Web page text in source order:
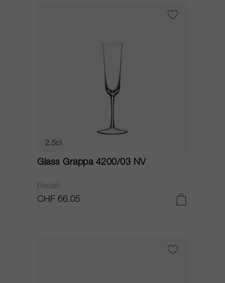
2.5cl
Glass Grappa 4200/03 NV
Riedel
CHF 66.05